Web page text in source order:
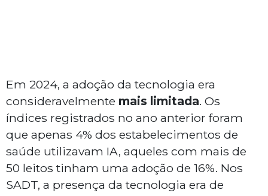
Em 2024, a adoção da tecnologia era
consideravelmente mais limitada. Os
índices registrados no ano anterior foram
que apenas 4% dos estabelecimentos de
saúde utilizavam IA, aqueles com mais de
50 leitos tinham uma adoção de 16%. Nos
SADT, a presença da tecnologia era de